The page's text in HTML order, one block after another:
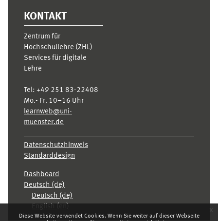
Diese Website verwendet Cookies. Wenn Sie weiter auf dieser Webseite
x
KONTAKT
Zentrum für
Hochschullehre (ZHL)
Services für digitale
Lehre
Tel: +49 251 83-22408
Mo.- Fr. 10–16 Uhr
learnweb@uni-
muenster.de
Datenschutzhinweis
Standarddesign
Dashboard
Deutsch ‎(de)‎
Deutsch ‎(de)‎